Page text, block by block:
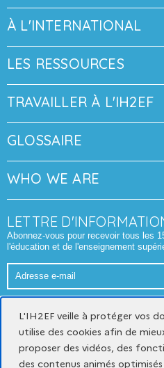
À L'INTERNATIONAL
LES RESSOURCES
TRAVAILLER À L'IH2EF
GLOSSAIRE
WHO WE ARE
LETTRE
Abonnez-vous pour recevoir tous les
l'éducation et de l'enseignement
Adresse
e-
L'IH2EF veille à protéger vos
utilise des cookies afin de
proposer des vidéos, des
des contenus animés